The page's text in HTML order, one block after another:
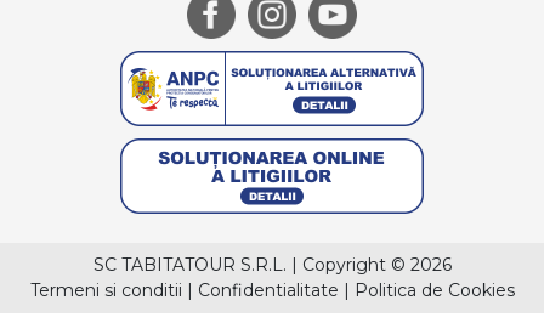
SC TABITATOUR S.R.L. | Copyright © 2026
Termeni si conditii | Confidentialitate | Politica de Cookies